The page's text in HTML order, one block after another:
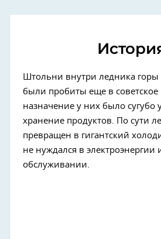
Штольни внутри ледника
были пробиты еще в советское
назначение у них было сугубо
хранение продуктов. По сути
превращен в гигантский
не нуждался в электроэнергии
обслуживании.